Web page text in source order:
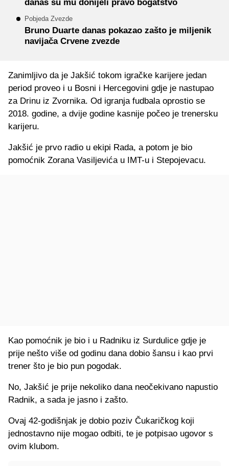
danas su mu donijeli pravo bogatstvo
Pobjeda Zvezde
Bruno Duarte danas pokazao zašto je miljenik
navijača Crvene zvezde
Zanimljivo da je Jakšić tokom igračke karijere jedan
period proveo i u Bosni i Hercegovini gdje je nastupao
za Drinu iz Zvornika. Od igranja fudbala oprostio se
2018. godine, a dvije godine kasnije počeo je trenersku
karijeru.
Jakšić je prvo radio u ekipi Rada, a potom je bio
pomoćnik Zorana Vasiljevića u IMT-u i Stepojevacu.
Kao pomoćnik je bio i u Radniku iz Surdulice gdje je
prije nešto više od godinu dana dobio šansu i kao prvi
trener što je bio pun pogodak.
No, Jakšić je prije nekoliko dana neočekivano napustio
Radnik, a sada je jasno i zašto.
Ovaj 42-godišnjak je dobio poziv Čukaričkog koji
jednostavno nije mogao odbiti, te je potpisao ugovor s
ovim klubom.